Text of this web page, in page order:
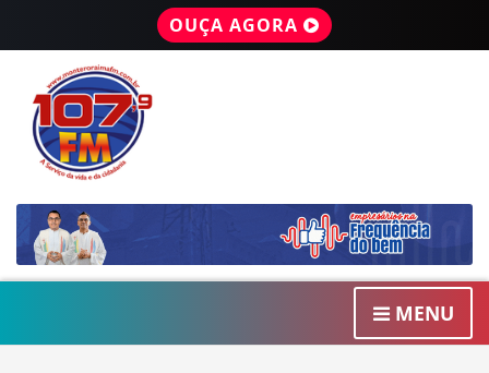
OUÇA AGORA
MENU